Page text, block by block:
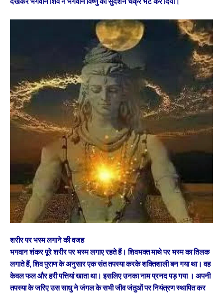
शरीर पर भस्म लगाने की वजह
भगवान शंकर पूरे शरीर पर भस्म लगाए रहते हैं। शिवभक्त माथे पर भस्म का तिलक
लगाते हैं, शिव पुराण के अनुसार एक संत तपस्या करके शक्तिशाली बन गया था। वह
केवल फल और हरी पत्तियां खाता था। इसलिए उनका नाम प्रनद पड़ गया । अपनी
तपस्या के जरिए उस साधु ने जंगल के सभी जीव जंतुओं पर नियंत्रण स्थापित कर